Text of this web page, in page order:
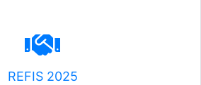
REFIS 2025